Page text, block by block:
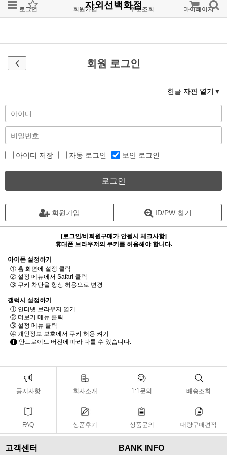
로그인 회원가입 주문조회 마이페이지
자외선백화점
회원 로그인
한글 자판 열기
아이디 저장 자동 로그인 보안 로그인
로그인
회원가입 ID/PW 찾기
[로그인/비회원구매가 안될시 체크사항]
휴대폰 브라우저의 쿠키를 허용해야 합니다.
아이폰 설정하기
① 홈 화면에 설정 클릭
② 설정 메뉴에서 Safari 클릭
③ 쿠키 차단을 항상 허용으로 변경
갤럭시 설정하기
① 인터넷 브라우저 열기
② 더보기 메뉴 클릭
③ 설정 메뉴 클릭
④ 개인정보 보호에서 쿠키 허용 켜기
안드로이드 버전에 따라 다를 수 있습니다.
공지사항 회사소개 1:1문의 배송조회
FAQ 상품후기 상품문의 대량구매견적
고객센터 BANK INFO